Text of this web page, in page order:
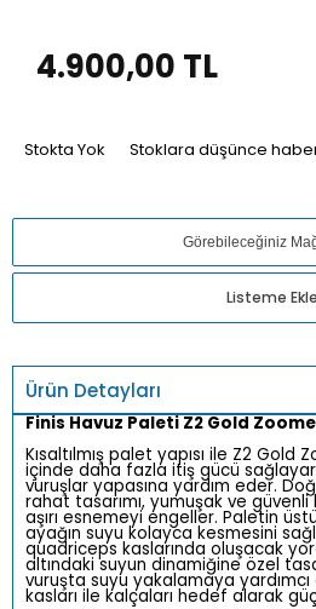
4.900,00 TL
Stokta Yok Stoklara düşünce
Görebileceğiniz
Listeme Ekle
Ürün Detayları
Finis Havuz Paleti Z2 Gold
Kısaltılmış palet yapısı ile Z2 Gold
içinde daha fazla itiş gücü
vuruşlar yapasına yardım eder.
rahat tasarımı, yumuşak ve
aşırı esnemeyi engeller. Paletin
ayağın suyu kolayca kesmesini
quadriceps kaslarında oluşacak
altındaki suyun dinamiğine özel
vuruşta suyu yakalamaya
kasları ile kalçaları hedef alarak